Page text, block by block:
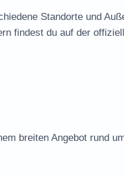
Standorte und
findest du auf der
breiten Angebot rund